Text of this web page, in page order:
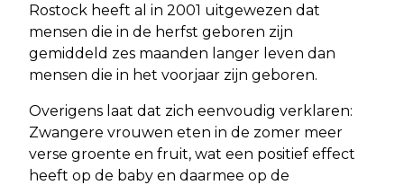
Rostock heeft al in 2001 uitgewezen dat
mensen die in de herfst geboren zijn
gemiddeld zes maanden langer leven dan
mensen die in het voorjaar zijn geboren.
Overigens laat dat zich eenvoudig verklaren:
Zwangere vrouwen eten in de zomer meer
verse groente en fruit, wat een positief effect
heeft op de baby en daarmee op de